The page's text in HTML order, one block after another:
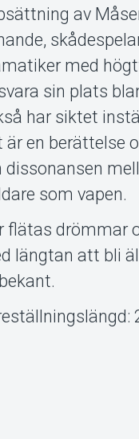
av
med
sin plats
har siktet
är en berättelse
dissonansen
som vapen.
flätas drömmar
längtan att bli